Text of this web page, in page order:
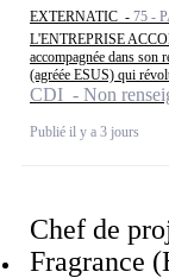
EXTERNATIC - 75 -
L'ENTREPRISE
accompagnée dans son
(agréée ESUS) qui
CDI - Non
Publié il y a 3 jours
Chef de
Fragrance